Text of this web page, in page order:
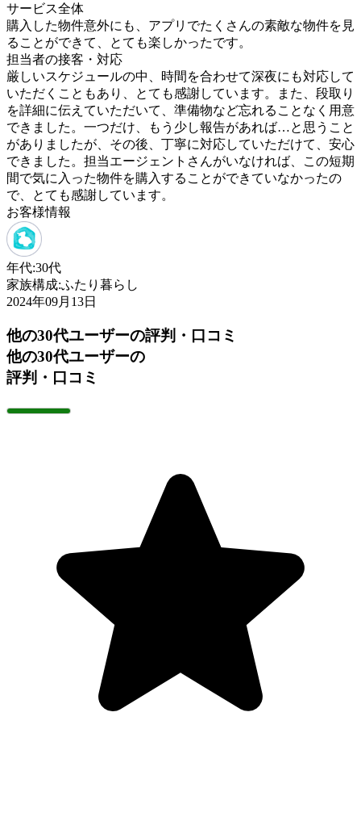
サービス全体
購入した物件意外にも、アプリでたくさんの素敵な物件を見
ることができて、とても楽しかったです。
担当者の接客・対応
厳しいスケジュールの中、時間を合わせて深夜にも対応して
いただくこともあり、とても感謝しています。また、段取り
を詳細に伝えていただいて、準備物など忘れることなく用意
できました。一つだけ、もう少し報告があれば…と思うこと
がありましたが、その後、丁寧に対応していただけて、安心
できました。担当エージェントさんがいなければ、この短期
間で気に入った物件を購入することができていなかったの
で、とても感謝しています。
お客様情報
年代:30代
家族構成:ふたり暮らし
2024年09月13日
他の30代ユーザーの評判・口コミ
他の30代ユーザーの
評判・口コミ